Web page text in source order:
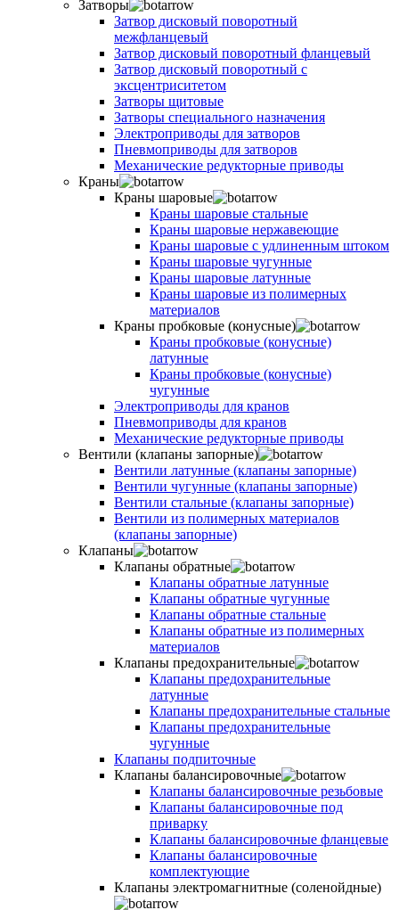
Затворы
Затвор дисковый поворотный
межфланцевый
Затвор дисковый поворотный фланцевый
Затвор дисковый поворотный с
эксцентриситетом
Затворы щитовые
Затворы специального назначения
Электроприводы для затворов
Пневмоприводы для затворов
Механические редукторные приводы
Краны
Краны шаровые
Краны шаровые стальные
Краны шаровые нержавеющие
Краны шаровые с удлиненным штоком
Краны шаровые чугунные
Краны шаровые латунные
Краны шаровые из полимерных
материалов
Краны пробковые (конусные)
Краны пробковые (конусные)
латунные
Краны пробковые (конусные)
чугунные
Электроприводы для кранов
Пневмоприводы для кранов
Механические редукторные приводы
Вентили (клапаны запорные)
Вентили латунные (клапаны запорные)
Вентили чугунные (клапаны запорные)
Вентили стальные (клапаны запорные)
Вентили из полимерных материалов
(клапаны запорные)
Клапаны
Клапаны обратные
Клапаны обратные латунные
Клапаны обратные чугунные
Клапаны обратные стальные
Клапаны обратные из полимерных
материалов
Клапаны предохранительные
Клапаны предохранительные
латунные
Клапаны предохранительные стальные
Клапаны предохранительные
чугунные
Клапаны подпиточные
Клапаны балансировочные
Клапаны балансировочные резьбовые
Клапаны балансировочные под
приварку
Клапаны балансировочные фланцевые
Клапаны балансировочные
комплектующие
Клапаны электромагнитные (соленойдные)